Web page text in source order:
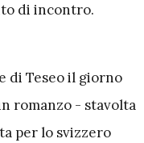
di incontro.
di Teseo il giorno
romanzo - stavolta
per lo svizzero